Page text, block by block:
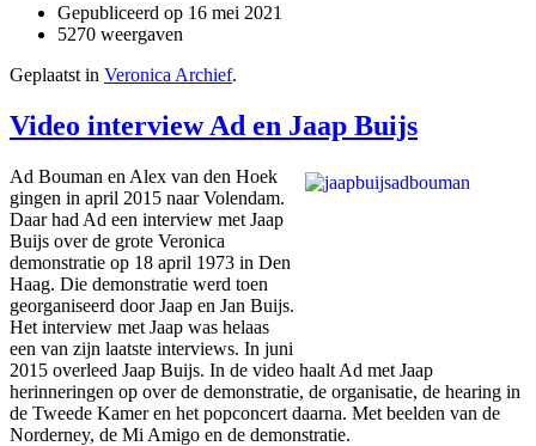
Gepubliceerd op 16 mei 2021
5270 weergaven
Geplaatst in Veronica Archief.
Video interview Ad en Jaap Buijs
Ad Bouman en Alex van den Hoek
gingen in april 2015 naar Volendam.
Daar had Ad een interview met Jaap
Buijs over de grote Veronica
demonstratie op 18 april 1973 in Den
Haag. Die demonstratie werd toen
georganiseerd door Jaap en Jan Buijs.
Het interview met Jaap was helaas
een van zijn laatste interviews. In juni
2015 overleed Jaap Buijs. In de video haalt Ad met Jaap
herinneringen op over de demonstratie, de organisatie, de hearing in
de Tweede Kamer en het popconcert daarna. Met beelden van de
Norderney, de Mi Amigo en de demonstratie.